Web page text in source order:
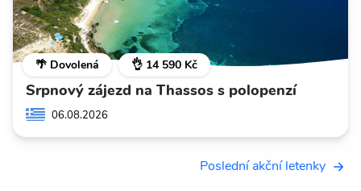
🌴 Dovolená 👌 14 590 Kč
Srpnový zájezd na Thassos s polopenzí
06.08.2026
Poslední akční letenky